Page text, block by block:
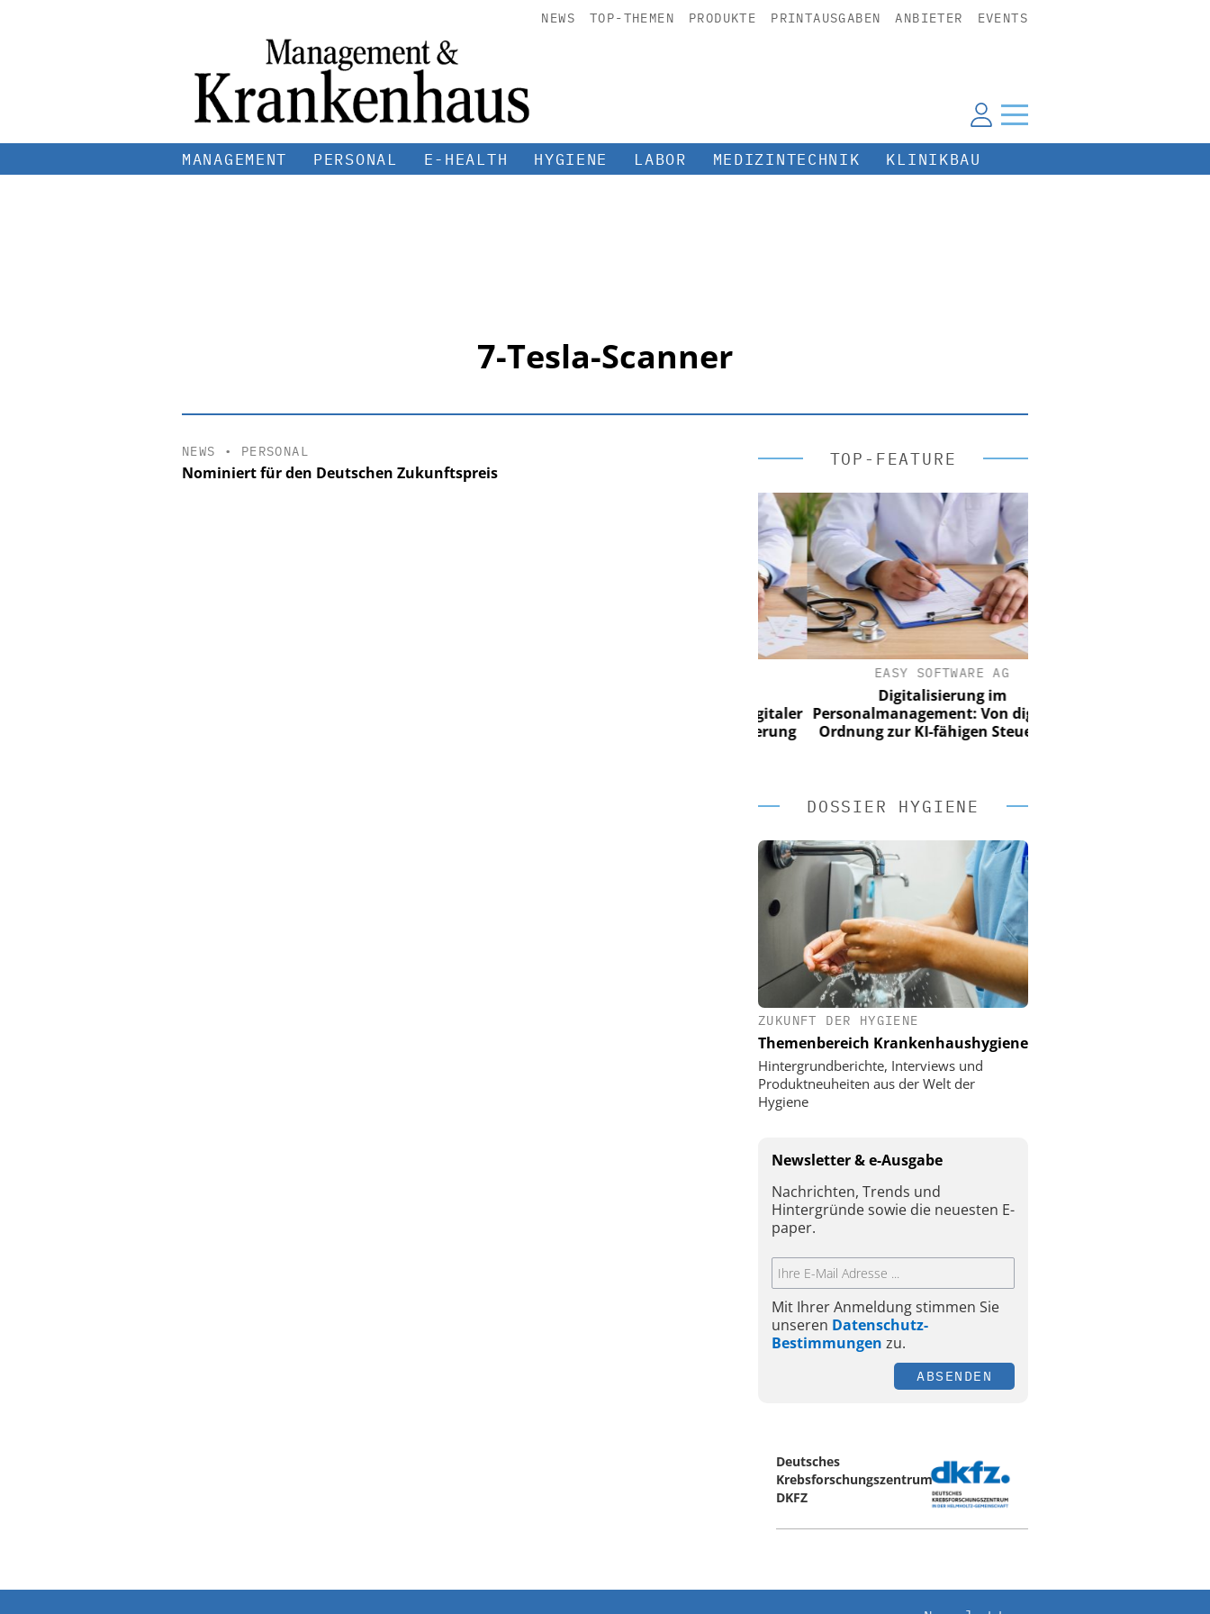
NEWS TOP-THEMEN PRODUKTE PRINTAUSGABEN ANBIETER EVENTS
MANAGEMENT PERSONAL E-HEALTH HYGIENE LABOR MEDIZINTECHNIK KLINIKBAU
7-Tesla-Scanner
NEWS • PERSONAL
Nominiert für den Deutschen Zukunftspreis
TOP-FEATURE
Personalmanagement: Von digitaler
Ordnung zur KI-fähigen Steuerung
EASY SOFTWARE AG
Digitalisierung im
Personalmanagement: Von digitaler
Ordnung zur KI-fähigen Steuerung
DOSSIER HYGIENE
ZUKUNFT DER HYGIENE
Themenbereich Krankenhaushygiene
Hintergrundberichte, Interviews und
Produktneuheiten aus der Welt der
Hygiene
Newsletter & e-Ausgabe
Nachrichten, Trends und
Hintergründe sowie die neuesten E-
paper.
Mit Ihrer Anmeldung stimmen Sie
unseren Datenschutz-
Bestimmungen zu.
ABSENDEN
Deutsches
Krebsforschungszentrum
DKFZ